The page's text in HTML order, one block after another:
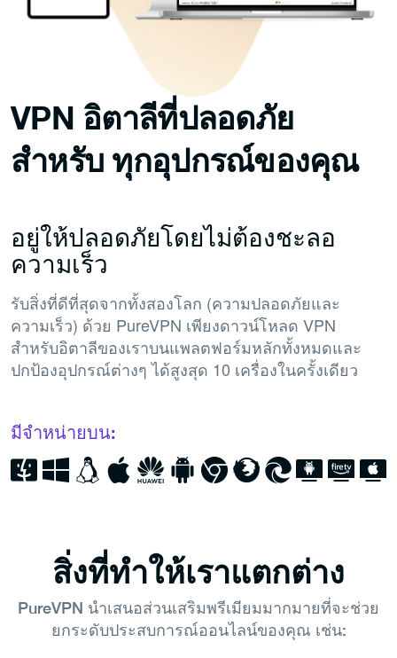
VPN อิตาลีที่ปลอดภัย
สำหรับ ทุกอุปกรณ์ของคุณ
อยู่ให้ปลอดภัยโดยไม่ต้องชะลอ
ความเร็ว
รับสิ่งที่ดีที่สุดจากทั้งสองโลก (ความปลอดภัยและ
ความเร็ว) ด้วย PureVPN เพียงดาวน์โหลด VPN
สำหรับอิตาลีของเราบนแพลตฟอร์มหลักทั้งหมดและ
ปกป้องอุปกรณ์ต่างๆ ได้สูงสุด 10 เครื่องในครั้งเดียว
มีจำหน่ายบน:
สิ่งที่ทำให้เราแตกต่าง
PureVPN นำเสนอส่วนเสริมพรีเมียมมากมายที่จะช่วย
ยกระดับประสบการณ์ออนไลน์ของคุณ เช่น: